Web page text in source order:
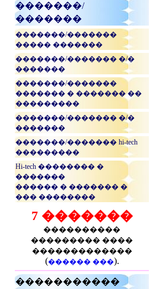
�������/
�������
�������/�������
����� �������
�������/������� �/�
�������
�������/�������
������� � ������� ��
���������
�������/������� �/�
�������
�������/������� hi-tech
���������
Hi-tech �������� �
�������
������ � ������� �
��� ��������
7 �������
����������
��������� ����
�������������
(������ ���).
�����������